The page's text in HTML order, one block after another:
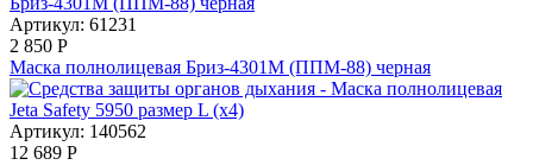
Артикул: 61231
2 850 Р
Маска полнолицевая Бриз-4301М (ППМ-88) черная
Артикул: 140562
12 689 Р